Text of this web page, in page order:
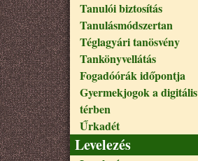
Tanulói biztosítás
Tanulásmódszertan
Téglagyári tanösvény
Tankönyvellátás
Fogadóórák időpontja
Gyermekjogok a digitális
térben
Űrkadét
Levelezés